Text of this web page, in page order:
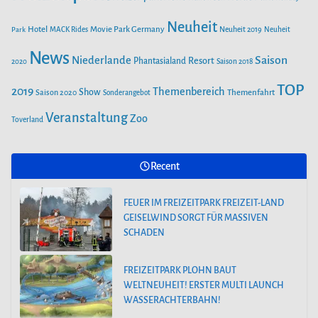
FREIZEITPARK PLOHN BAUT WELTNEUHEIT! ERSTER MULTI
LAUNCH WASSERACHTERBAHN!
AUS DEM WELTALL NACH ZIRNDORF:
ESA-ASTRONAUT MATTHIAS MAURER
BESUCHT DEN PLAYMOBIL-FUNPARK
Park Hotel MACK Rides Movie Park Germany Neuheit Neuheit 2019 Neuheit
2020 News Niederlande Phantasialand Resort Saison 2018 Saison
2019 Saison 2020 Show Sonderangebot Themenbereich Themenfahrt TOP
Toverland VeranstaltungZoo
Recent
FEUER IM FREIZEITPARK FREIZEIT-LAND
GEISELWIND SORGT FÜR MASSIVEN
SCHADEN
FREIZEITPARK PLOHN BAUT
WELTNEUHEIT! ERSTER MULTI LAUNCH
WASSERACHTERBAHN!